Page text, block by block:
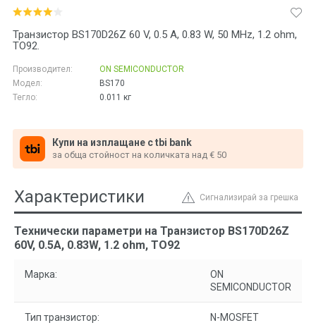
Транзистор BS170D26Z 60 V, 0.5 A, 0.83 W, 50 MHz, 1.2 ohm,
TO92.
Производител:
ON SEMICONDUCTOR
Модел:
BS170
Тегло:
0.011 кг
Купи на изплащане с tbi bank
за обща стойност на количката над € 50
Сигнализирай за грешка
Характеристики
Технически параметри на Транзистор BS170D26Z
60V, 0.5A, 0.83W, 1.2 ohm, TO92
Марка:
ON
SEMICONDUCTOR
Тип транзистор: N-MOSFET